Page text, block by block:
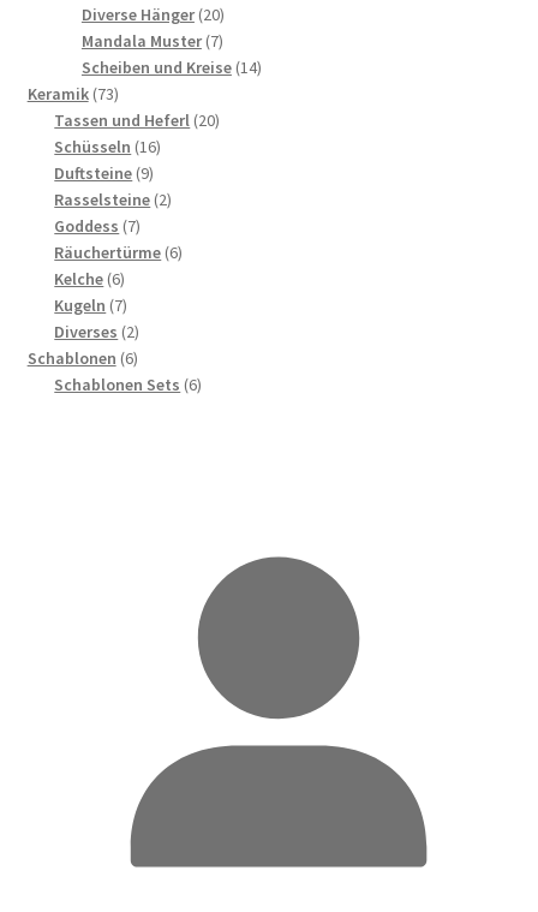
Produkte
Diverse Hänger 2020
Produkte
Mandala Muster 77
Produkte
Scheiben und Kreise 1414
Keramik 7373
Produkte
Tassen und Heferl 2020
Schüsseln 1616
Duftsteine 99
Produkte
Rasselsteine 22
Goddess 77
Produkte
Räuchertürme 66
Kelche 66
Produkte
Kugeln 77
Produkte
Diverses 22
Produkte
Schablonen 66
Produkte
Schablonen Sets 66